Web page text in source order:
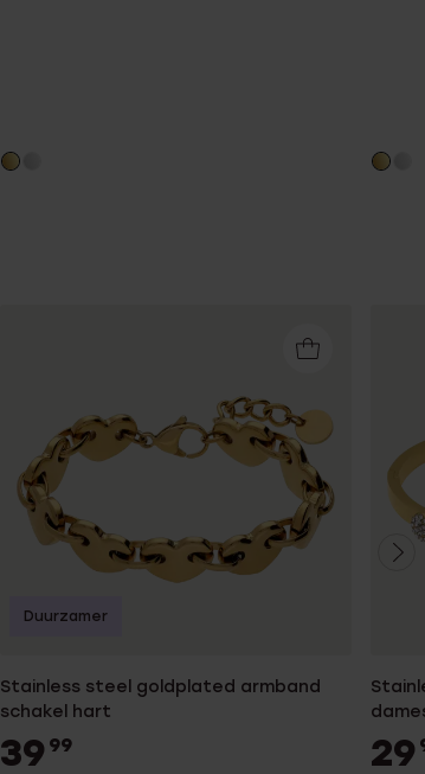
Stainless steel goldplated armband
schakel hart
39 99
Duurzamer
29